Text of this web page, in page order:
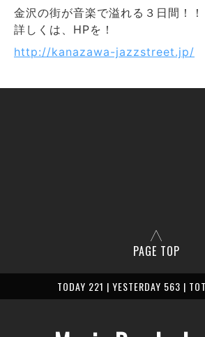
金沢の街が音楽で溢れる３日間！！
詳しくは、HPを！
http://kanazawa-jazzstreet.jp/
PAGE TOP
TODAY 221 | YESTERDAY 563 |